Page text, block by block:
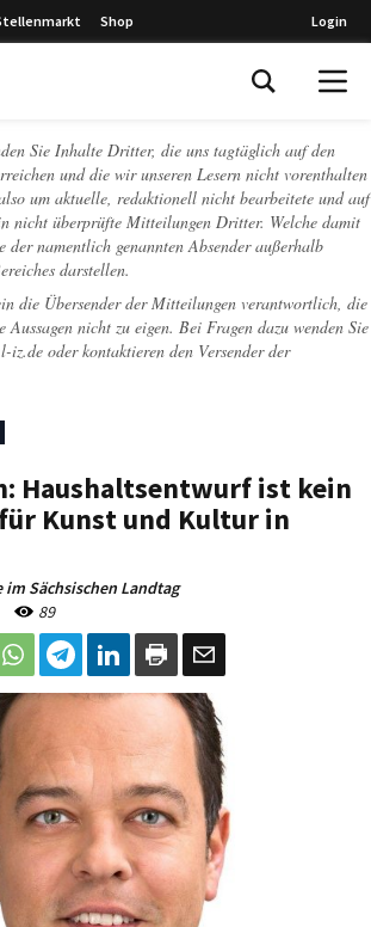
Shop Login
Sie Inhalte Dritter, die uns tagtäglich auf den
und die wir unseren Lesern nicht vorenthalten
um aktuelle, redaktionell nicht bearbeitete und auf
nicht überprüfte Mitteilungen Dritter. Welche damit
der namentlich genannten Absender außerhalb
darstellen.
die Übersender der Mitteilungen verantwortlich, die
nicht zu eigen. Bei Fragen dazu wenden Sie
iz.de oder kontaktieren den Versender der
Haushaltsentwurf ist kein
Kunst und Kultur in
Sächsischen Landtag
89